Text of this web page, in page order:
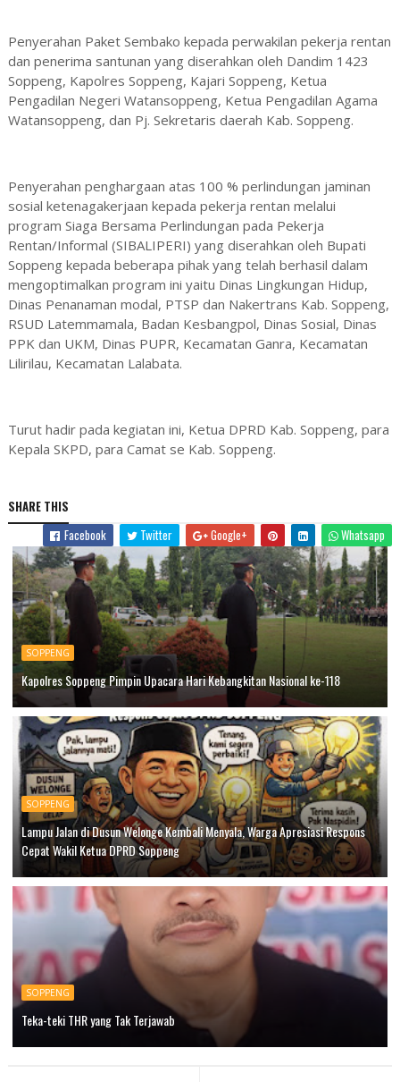
Penyerahan Paket Sembako kepada perwakilan pekerja rentan
dan penerima santunan yang diserahkan oleh Dandim 1423
Soppeng, Kapolres Soppeng, Kajari Soppeng, Ketua
Pengadilan Negeri Watansoppeng, Ketua Pengadilan Agama
Watansoppeng, dan Pj. Sekretaris daerah Kab. Soppeng.
Penyerahan penghargaan atas 100 % perlindungan jaminan
sosial ketenagakerjaan kepada pekerja rentan melalui
program Siaga Bersama Perlindungan pada Pekerja
Rentan/Informal (SIBALIPERI) yang diserahkan oleh Bupati
Soppeng kepada beberapa pihak yang telah berhasil dalam
mengoptimalkan program ini yaitu Dinas Lingkungan Hidup,
Dinas Penanaman modal, PTSP dan Nakertrans Kab. Soppeng,
RSUD Latemmamala, Badan Kesbangpol, Dinas Sosial, Dinas
PPK dan UKM, Dinas PUPR, Kecamatan Ganra, Kecamatan
Lilirilau, Kecamatan Lalabata.
Turut hadir pada kegiatan ini, Ketua DPRD Kab. Soppeng, para
Kepala SKPD, para Camat se Kab. Soppeng.
SHARE THIS
Facebook
Twitter Google+ Whatsapp
SOPPENG
Kapolres Soppeng Pimpin Upacara Hari Kebangkitan Nasional ke-118
SOPPENG
Lampu Jalan di Dusun Welonge Kembali Menyala, Warga Apresiasi Respons
Cepat Wakil Ketua DPRD Soppeng
SOPPENG
Teka-teki THR yang Tak Terjawab